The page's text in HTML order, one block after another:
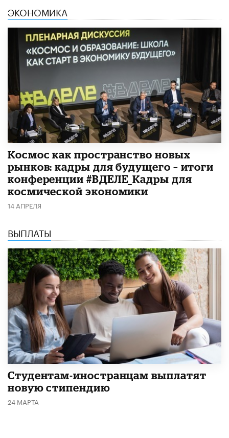
ЭКОНОМИКА
Космос как пространство новых
рынков: кадры для будущего – итоги
конференции #ВДЕЛЕ_Кадры для
космической экономики
14 АПРЕЛЯ
ВЫПЛАТЫ
Студентам-иностранцам выплатят
новую стипендию
24 МАРТА